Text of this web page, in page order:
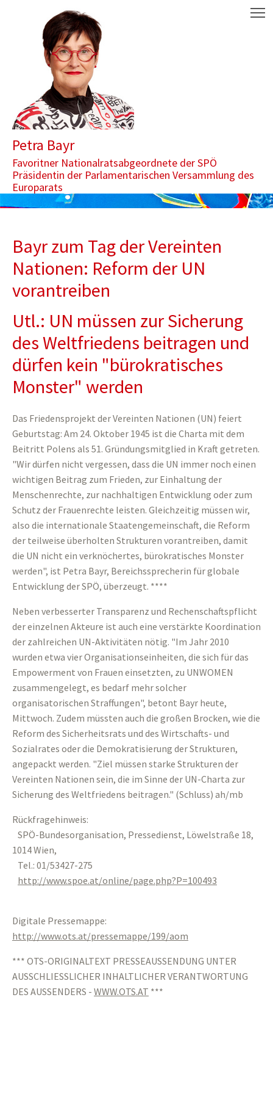
Aktuelle Seite: Bayr zum Tag der Vereinten Nationen: Reform
Petra Bayr
Favoritner Nationalratsabgeordnete der SPÖ
Präsidentin der Parlamentarischen Versammlung des
Europarats
Bayr zum Tag der Vereinten
Nationen: Reform der UN
vorantreiben
Utl.: UN müssen zur Sicherung
des Weltfriedens beitragen und
dürfen kein "bürokratisches
Monster" werden
Das Friedensprojekt der Vereinten Nationen (UN) feiert
Geburtstag: Am 24. Oktober 1945 ist die Charta mit dem
Beitritt Polens als 51. Gründungsmitglied in Kraft getreten.
"Wir dürfen nicht vergessen, dass die UN immer noch einen
wichtigen Beitrag zum Frieden, zur Einhaltung der
Menschenrechte, zur nachhaltigen Entwicklung oder zum
Schutz der Frauenrechte leisten. Gleichzeitig müssen wir,
also die internationale Staatengemeinschaft, die Reform
der teilweise überholten Strukturen vorantreiben, damit
die UN nicht ein verknöchertes, bürokratisches Monster
werden", ist Petra Bayr, Bereichssprecherin für globale
Entwicklung der SPÖ, überzeugt. ****
Neben verbesserter Transparenz und Rechenschaftspflicht
der einzelnen Akteure ist auch eine verstärkte Koordination
der zahlreichen UN-Aktivitäten nötig. "Im Jahr 2010
wurden etwa vier Organisationseinheiten, die sich für das
Empowerment von Frauen einsetzten, zu UNWOMEN
zusammengelegt, es bedarf mehr solcher
organisatorischen Straffungen", betont Bayr heute,
Mittwoch. Zudem müssten auch die großen Brocken, wie die
Reform des Sicherheitsrats und des Wirtschafts- und
Sozialrates oder die Demokratisierung der Strukturen,
angepackt werden. "Ziel müssen starke Strukturen der
Vereinten Nationen sein, die im Sinne der UN-Charta zur
Sicherung des Weltfriedens beitragen." (Schluss) ah/mb
Rückfragehinweis:
SPÖ-Bundesorganisation, Pressedienst, Löwelstraße 18,
1014 Wien,
Tel.: 01/53427-275
http://www.spoe.at/online/page.php?P=100493
Digitale Pressemappe:
http://www.ots.at/pressemappe/199/aom
*** OTS-ORIGINALTEXT PRESSEAUSSENDUNG UNTER
AUSSCHLIESSLICHER INHALTLICHER VERANTWORTUNG
DES AUSSENDERS - WWW.OTS.AT ***